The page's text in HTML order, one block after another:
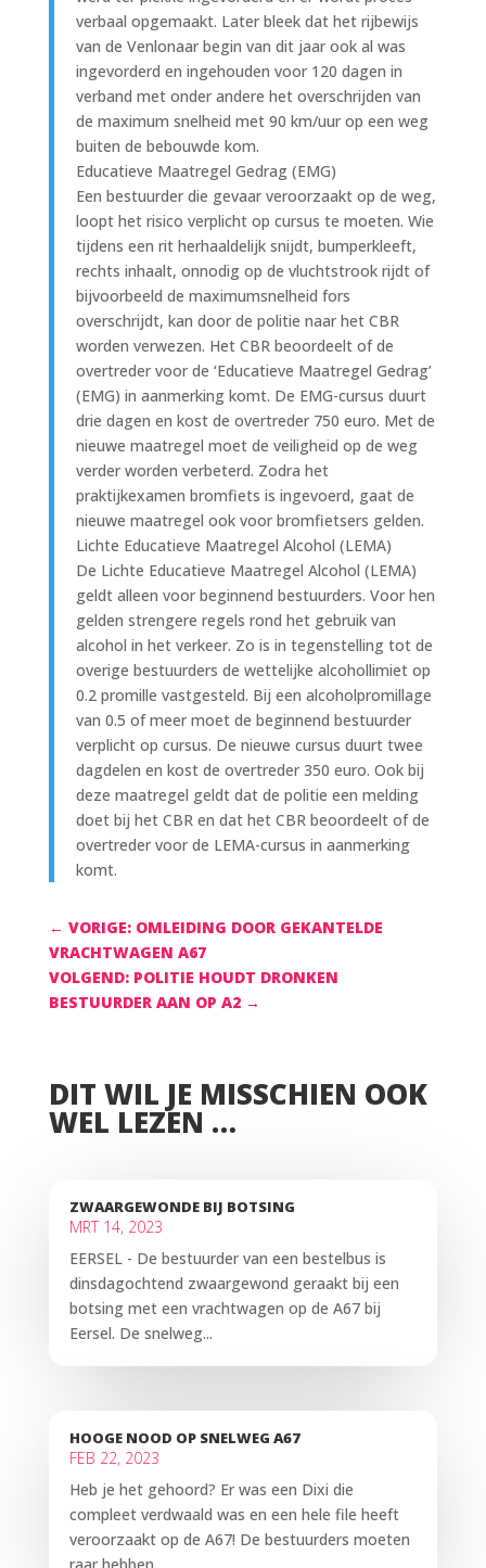
verbaal opgemaakt. Later bleek dat het rijbewijs
van de Venlonaar begin van dit jaar ook al was
ingevorderd en ingehouden voor 120 dagen in
verband met onder andere het overschrijden van
de maximum snelheid met 90 km/uur op een weg
buiten de bebouwde kom.
Educatieve Maatregel Gedrag (EMG)
Een bestuurder die gevaar veroorzaakt op de weg,
loopt het risico verplicht op cursus te moeten. Wie
tijdens een rit herhaaldelijk snijdt, bumperkleeft,
rechts inhaalt, onnodig op de vluchtstrook rijdt of
bijvoorbeeld de maximumsnelheid fors
overschrijdt, kan door de politie naar het CBR
worden verwezen. Het CBR beoordeelt of de
overtreder voor de ‘Educatieve Maatregel Gedrag’
(EMG) in aanmerking komt. De EMG-cursus duurt
drie dagen en kost de overtreder 750 euro. Met de
nieuwe maatregel moet de veiligheid op de weg
verder worden verbeterd. Zodra het
praktijkexamen bromfiets is ingevoerd, gaat de
nieuwe maatregel ook voor bromfietsers gelden.
Lichte Educatieve Maatregel Alcohol (LEMA)
De Lichte Educatieve Maatregel Alcohol (LEMA)
geldt alleen voor beginnend bestuurders. Voor hen
gelden strengere regels rond het gebruik van
alcohol in het verkeer. Zo is in tegenstelling tot de
overige bestuurders de wettelijke alcohollimiet op
0.2 promille vastgesteld. Bij een alcoholpromillage
van 0.5 of meer moet de beginnend bestuurder
verplicht op cursus. De nieuwe cursus duurt twee
dagdelen en kost de overtreder 350 euro. Ook bij
deze maatregel geldt dat de politie een melding
doet bij het CBR en dat het CBR beoordeelt of de
overtreder voor de LEMA-cursus in aanmerking
komt.
← VORIGE: OMLEIDING DOOR GEKANTELDE
VRACHTWAGEN A67
VOLGEND: POLITIE HOUDT DRONKEN
BESTUURDER AAN OP A2→
DIT WIL JE MISSCHIEN OOK
WEL LEZEN …
ZWAARGEWONDE BIJ BOTSING
MRT 14, 2023
EERSEL - De bestuurder van een bestelbus is
dinsdagochtend zwaargewond geraakt bij een
botsing met een vrachtwagen op de A67 bij
Eersel. De snelweg...
HOOGE NOOD OP SNELWEG A67
FEB 22, 2023
Heb je het gehoord? Er was een Dixi die
compleet verdwaald was en een hele file heeft
veroorzaakt op de A67! De bestuurders moeten